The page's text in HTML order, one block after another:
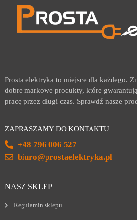
Prosta elektryka to miejsce dla każdego.
dobre markowe produkty, które
pracę przez długi czas. Sprawdź nasze
ZAPRASZAMY DO KONTAKTU
+48 796 006 527
biuro@prostaelektryka.pl
NASZ SKLEP
Regulamin sklepu